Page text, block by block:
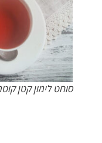
סוחט לימון קטן קוטר 5 ס”מ